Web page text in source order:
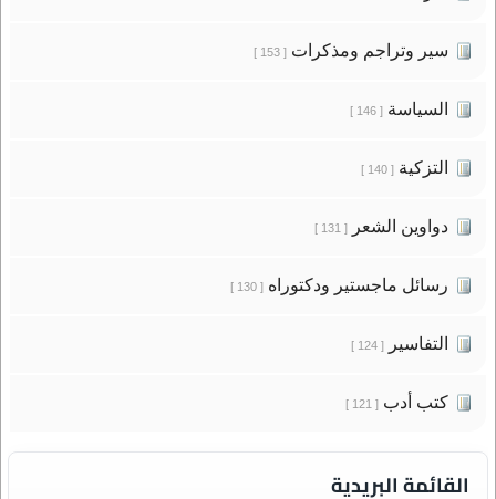
سير وتراجم ومذكرات[ 153 ]
السياسة[ 146 ]
التزكية[ 140 ]
دواوين الشعر[ 131 ]
رسائل ماجستير ودكتوراه[ 130 ]
التفاسير[ 124 ]
كتب أدب[ 121 ]
القائمة البريدية